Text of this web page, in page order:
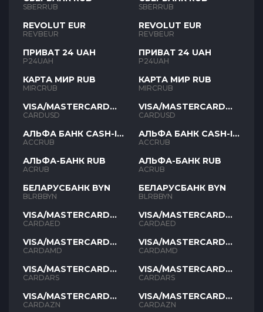
SBERRUB
REVOLUT EUR
REVBEUR
ПРИВАТ 24 UAH
P24UAH
КАРТА МИР RUB
MIRCRUB
VISA/MASTERCARD
USD
CARDUSD
АЛЬФА БАНК CASH-IN
RUB
ACCRUB
АЛЬФА-БАНК RUB
ACRUB
БЕЛАРУСБАНК BYN
BLRBBYN
VISA/MASTERCARD
AED
CARDAED
VISA/MASTERCARD
AMD
CARDAMD
VISA/MASTERCARD
ARS
CARDARS
VISA/MASTERCARD
AZN
CARDAZN
SBERRUB
REVOLUT EUR
REVBEUR
ПРИВАТ 24 UAH
P24UAH
КАРТА МИР RUB
MIRCRUB
VISA/MASTERCARD
USD
CARDUSD
АЛЬФА БАНК CASH-IN
RUB
ACCRUB
АЛЬФА-БАНК RUB
ACRUB
БЕЛАРУСБАНК BYN
BLRBBYN
VISA/MASTERCARD
AED
CARDAED
VISA/MASTERCARD
AMD
CARDAMD
VISA/MASTERCARD
ARS
CARDARS
VISA/MASTERCARD
AZN
CARDAZN